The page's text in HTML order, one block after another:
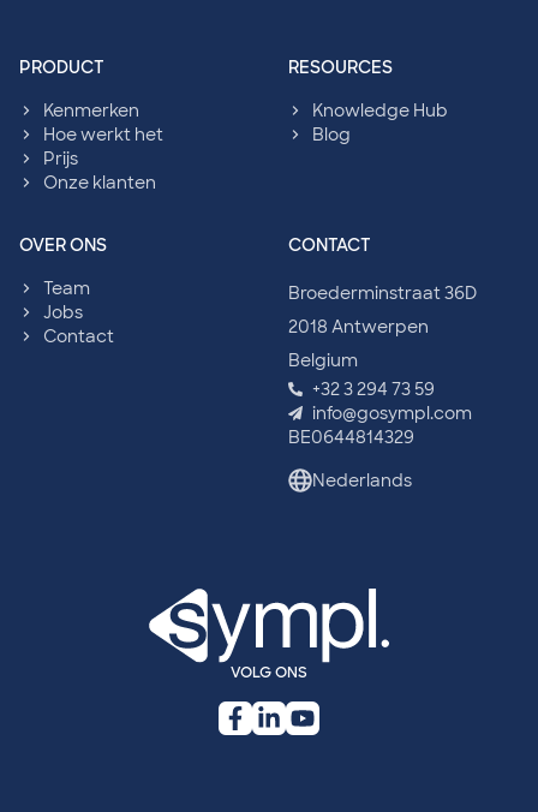
VOLG ONS
sympl: Footer navigation
PRODUCT
Kenmerken
Hoe werkt het
Prijs
Onze klanten
RESOURCES
Knowledge Hub
Blog
OVER ONS
Team
Jobs
Contact
CONTACT
Broederminstraat 36D
2018 Antwerpen
Belgium
+32 3 294 73 59
info@gosympl.com
BE0644814329
Nederlands